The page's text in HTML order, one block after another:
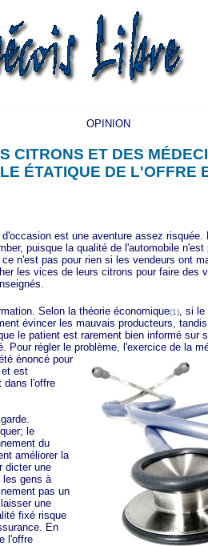
OPINION
CITRONS ET DES
ÉTATIQUE DE L'OFFRE
est une aventure assez risquée.
puisque la qualité de l'automobile
n'est pas pour rien si les vendeurs ont
les vices de leurs citrons pour faire des
Selon la théorie économique(1), si le
évincer les mauvais producteurs,
le patient est rarement bien informé sur
régler le problème, l'exercice de la
énoncé pour
et est
dans l'offre
le
du
améliorer la
dicter une
les gens à
pas un
une
fixé risque
En
l'offre